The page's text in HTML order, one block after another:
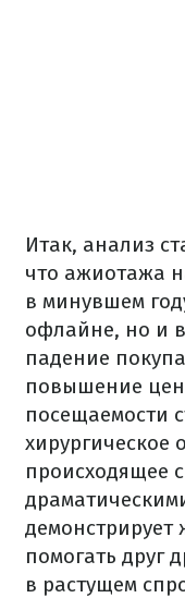
Итак, анализ
что ажиотажа
в минувшем
офлайне, но и
падение
повышение
посещаемости
хирургическое
происходящее
помогать друг
в растущем